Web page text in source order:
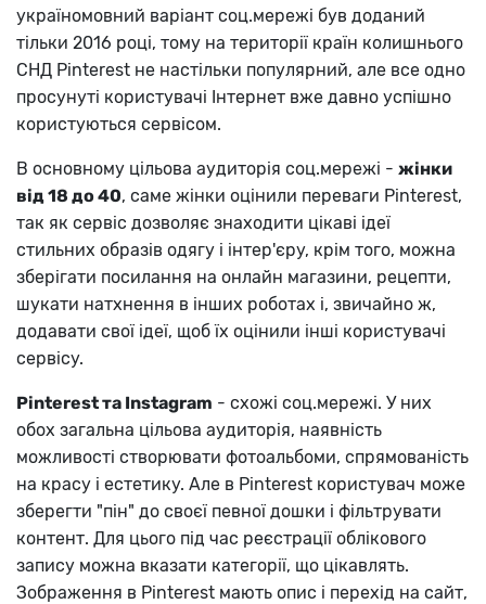
україномовний варіант соц.мережі був доданий
тільки 2016 році, тому на території країн колишнього
СНД Pinterest не настільки популярний, але все одно
просунуті користувачі Інтернет вже давно успішно
користуються сервісом.
В основному цільова аудиторія соц.мережі - жінки
від 18 до 40, саме жінки оцінили переваги Pinterest,
так як сервіс дозволяє знаходити цікаві ідеї
стильних образів одягу і інтер'єру, крім того, можна
зберігати посилання на онлайн магазини, рецепти,
шукати натхнення в інших роботах і, звичайно ж,
додавати свої ідеї, щоб їх оцінили інші користувачі
сервісу.
Pinterest та Instagram - схожі соц.мережі. У них
обох загальна цільова аудиторія, наявність
можливості створювати фотоальбоми, спрямованість
на красу і естетику. Але в Pinterest користувач може
зберегти "пін" до своєї певної дошки і фільтрувати
контент. Для цього під час реєстрації облікового
запису можна вказати категорії, що цікавлять.
Зображення в Pinterest мають опис і перехід на сайт,